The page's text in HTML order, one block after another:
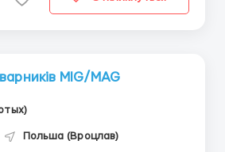
MIG/MAG
Польша (Вроцлав)